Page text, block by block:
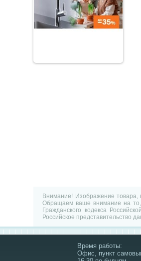
Внимание! Изображение товара,
Обращаем ваше внимание на то,
Гражданского кодекса
Российское представительство
Время работы:
Офис, пункт